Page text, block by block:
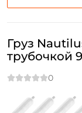
Груз